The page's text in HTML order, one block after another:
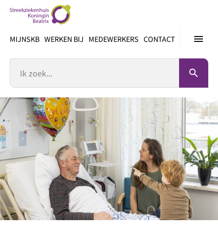
inhoud
menu
MIJNSKB WERKEN BIJ MEDEWERKERS CONTACT
search